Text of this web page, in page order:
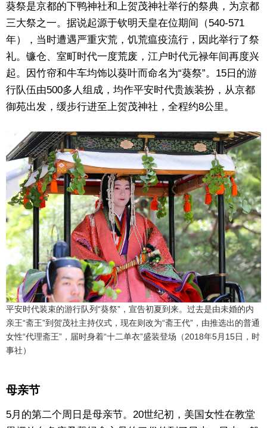
葵祭是京都的下鸭神社和上贺茂神社举行的祭典，为京都
三大祭之一。据说起源于钦明天皇在位期间（540-571
年），当时遭遇严重灾荒，饥荒瘟疫流行，因此举行了祭
礼。镰仓、室町时代一度荒废，江户时代元禄年间再度兴
起。因竹帘和牛车均饰以葵叶而命名为“葵祭”。15日的游
行队伍由500多人组成，均作平安时代贵族装扮，从京都
御苑出发，缓步行进至上贺茂神社，全程约8公里。
平安时代装束的游行队列“葵祭”，宣告初夏到来。过去是由未婚的内
亲王“斋王”到贺茂社主持仪式，现在则改为“斋王代”，由推选出的普通
女性“代理斋王”，届时身着“十二单衣”盛装登场（2018年5月15日，时
事社）
母亲节
5月的第二个周日是母亲节。20世纪初，美国女性在教堂